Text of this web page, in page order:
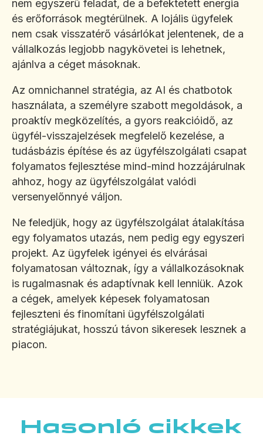
nem egyszerű feladat, de a befektetett energia
és erőforrások megtérülnek. A lojális ügyfelek
nem csak visszatérő vásárlókat jelentenek, de a
vállalkozás legjobb nagykövetei is lehetnek,
ajánlva a céget másoknak.
Az omnichannel stratégia, az AI és chatbotok
használata, a személyre szabott megoldások, a
proaktív megközelítés, a gyors reakcióidő, az
ügyfél-visszajelzések megfelelő kezelése, a
tudásbázis építése és az ügyfélszolgálati csapat
folyamatos fejlesztése mind-mind hozzájárulnak
ahhoz, hogy az ügyfélszolgálat valódi
versenyelőnnyé váljon.
Ne feledjük, hogy az ügyfélszolgálat átalakítása
egy folyamatos utazás, nem pedig egy egyszeri
projekt. Az ügyfelek igényei és elvárásai
folyamatosan változnak, így a vállalkozásoknak
is rugalmasnak és adaptívnak kell lenniük. Azok
a cégek, amelyek képesek folyamatosan
fejleszteni és finomítani ügyfélszolgálati
stratégiájukat, hosszú távon sikeresek lesznek a
piacon.
Hasonló cikkek